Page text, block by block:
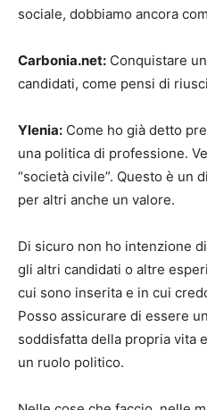
sociale, dobbiamo ancora
Carbonia.net: Conquistare
candidati, come pensi di
Ylenia: Come ho già detto
una politica di professione.
“società civile”. Questo è un
per altri anche un valore.
Di sicuro non ho intenzione
gli altri candidati o altre
cui sono inserita e in cui
Posso assicurare di essere
soddisfatta della propria vita
un ruolo politico.